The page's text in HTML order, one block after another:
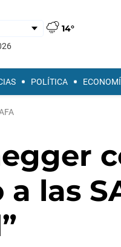
14°
POLÍTICA
a las